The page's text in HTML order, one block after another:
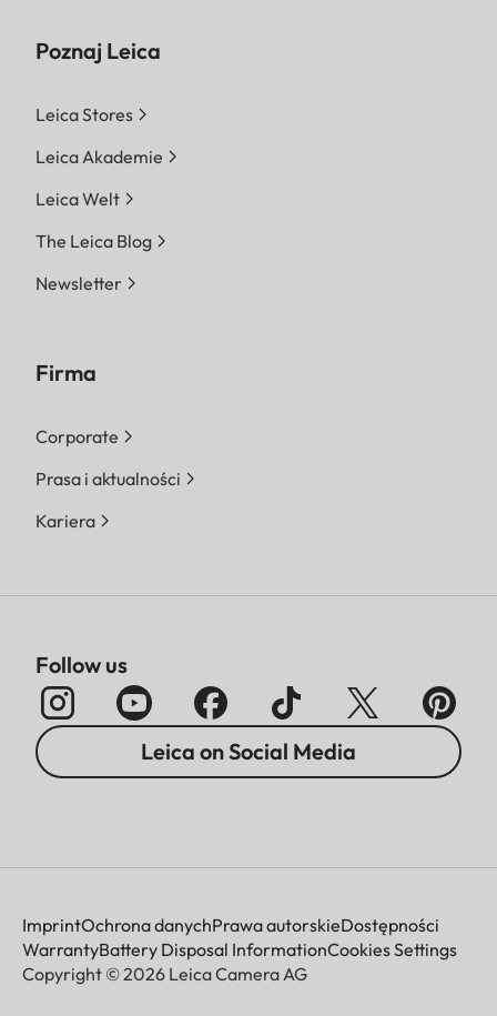
Poznaj Leica
Leica Stores
Leica Akademie
Leica Welt
The Leica Blog
Newsletter
Firma
Corporate
Prasa i aktualności
Kariera
Follow us
Leica on Social Media
ImprintOchrona danychPrawa autorskieDostępności
WarrantyBattery Disposal InformationCookies Settings
Copyright © 2026 Leica Camera AG